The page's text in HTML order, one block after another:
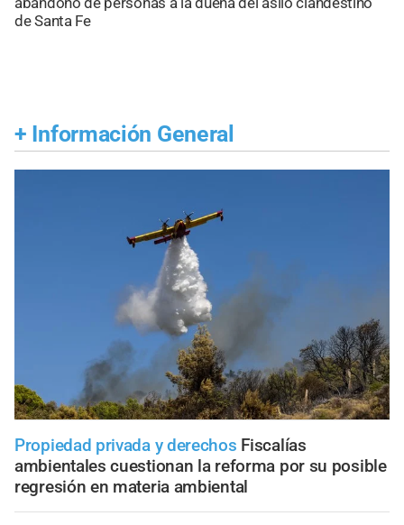
de Santa Fe
+ Información General
Propiedad privada y derechos Fiscalías
ambientales cuestionan la reforma por su posible
regresión en materia ambiental